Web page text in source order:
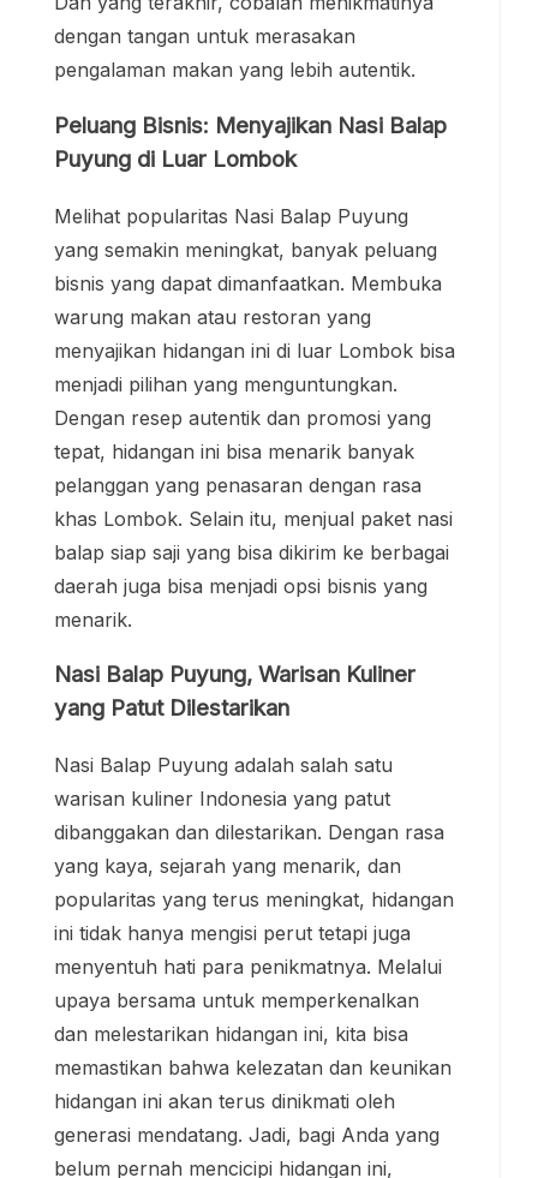
dengan tangan untuk merasakan
pengalaman makan yang lebih autentik.
Peluang Bisnis: Menyajikan Nasi Balap
Puyung di Luar Lombok
Melihat popularitas Nasi Balap Puyung
yang semakin meningkat, banyak peluang
bisnis yang dapat dimanfaatkan. Membuka
warung makan atau restoran yang
menyajikan hidangan ini di luar Lombok bisa
menjadi pilihan yang menguntungkan.
Dengan resep autentik dan promosi yang
tepat, hidangan ini bisa menarik banyak
pelanggan yang penasaran dengan rasa
khas Lombok. Selain itu, menjual paket nasi
balap siap saji yang bisa dikirim ke berbagai
daerah juga bisa menjadi opsi bisnis yang
menarik.
Nasi Balap Puyung, Warisan Kuliner
yang Patut Dilestarikan
Nasi Balap Puyung adalah salah satu
warisan kuliner Indonesia yang patut
dibanggakan dan dilestarikan. Dengan rasa
yang kaya, sejarah yang menarik, dan
popularitas yang terus meningkat, hidangan
ini tidak hanya mengisi perut tetapi juga
menyentuh hati para penikmatnya. Melalui
upaya bersama untuk memperkenalkan
dan melestarikan hidangan ini, kita bisa
memastikan bahwa kelezatan dan keunikan
hidangan ini akan terus dinikmati oleh
generasi mendatang. Jadi, bagi Anda yang
belum pernah mencicipi hidangan ini,